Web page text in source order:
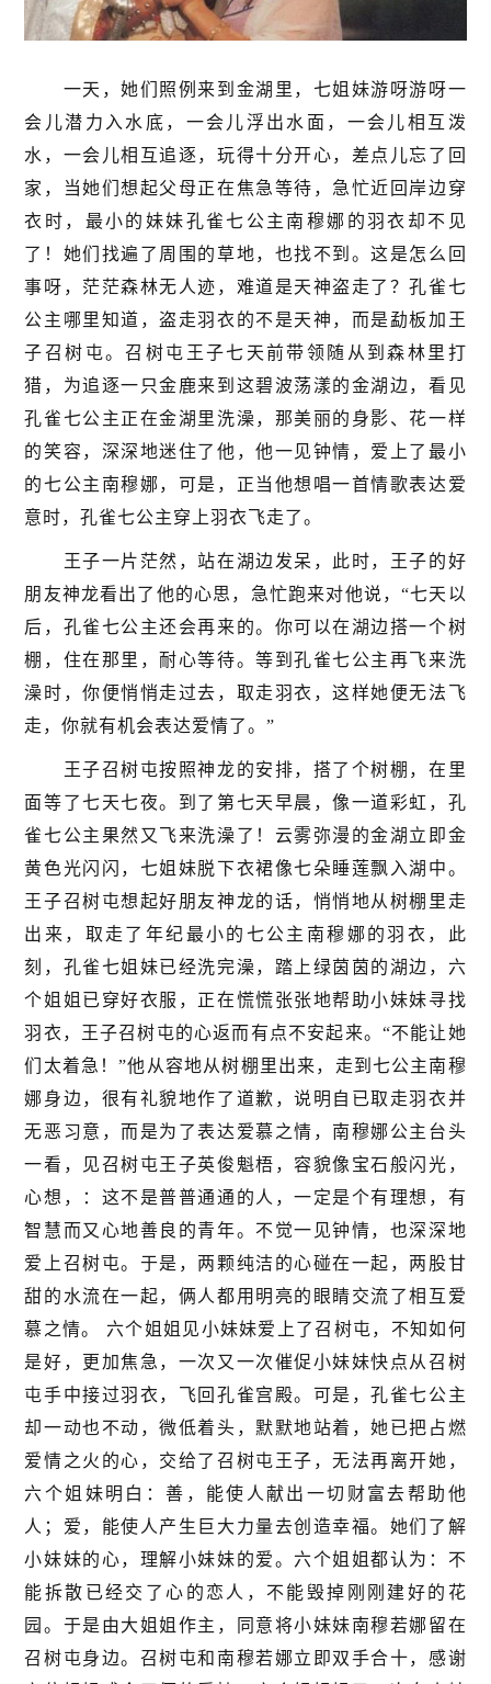
一天，她们照例来到金湖里，七姐妹游呀游呀一
会儿潜力入水底，一会儿浮出水面，一会儿相互泼
水，一会儿相互追逐，玩得十分开心，差点儿忘了回
家，当她们想起父母正在焦急等待，急忙近回岸边穿
衣时，最小的妹妹孔雀七公主南穆娜的羽衣却不见
了！她们找遍了周围的草地，也找不到。这是怎么回
事呀，茫茫森林无人迹，难道是天神盗走了？孔雀七
公主哪里知道，盗走羽衣的不是天神，而是勐板加王
子召树屯。召树屯王子七天前带领随从到森林里打
猎，为追逐一只金鹿来到这碧波荡漾的金湖边，看见
孔雀七公主正在金湖里洗澡，那美丽的身影、花一样
的笑容，深深地迷住了他，他一见钟情，爱上了最小
的七公主南穆娜，可是，正当他想唱一首情歌表达爱
意时，孔雀七公主穿上羽衣飞走了。
王子一片茫然，站在湖边发呆，此时，王子的好
朋友神龙看出了他的心思，急忙跑来对他说，“七天以
后，孔雀七公主还会再来的。你可以在湖边搭一个树
棚，住在那里，耐心等待。等到孔雀七公主再飞来洗
澡时，你便悄悄走过去，取走羽衣，这样她便无法飞
走，你就有机会表达爱情了。”
王子召树屯按照神龙的安排，搭了个树棚，在里
面等了七天七夜。到了第七天早晨，像一道彩虹，孔
雀七公主果然又飞来洗澡了！云雾弥漫的金湖立即金
黄色光闪闪，七姐妹脱下衣裙像七朵睡莲飘入湖中。
王子召树屯想起好朋友神龙的话，悄悄地从树棚里走
出来，取走了年纪最小的七公主南穆娜的羽衣，此
刻，孔雀七姐妹已经洗完澡，踏上绿茵茵的湖边，六
个姐姐已穿好衣服，正在慌慌张张地帮助小妹妹寻找
羽衣，王子召树屯的心返而有点不安起来。“不能让她
们太着急！”他从容地从树棚里出来，走到七公主南穆
娜身边，很有礼貌地作了道歉，说明自已取走羽衣并
无恶习意，而是为了表达爱慕之情，南穆娜公主台头
一看，见召树屯王子英俊魁梧，容貌像宝石般闪光，
心想，：这不是普普通通的人，一定是个有理想，有
智慧而又心地善良的青年。不觉一见钟情，也深深地
爱上召树屯。于是，两颗纯洁的心碰在一起，两股甘
甜的水流在一起，俩人都用明亮的眼睛交流了相互爱
慕之情。 六个姐姐见小妹妹爱上了召树屯，不知如何
是好，更加焦急，一次又一次催促小妹妹快点从召树
屯手中接过羽衣，飞回孔雀宫殿。可是，孔雀七公主
却一动也不动，微低着头，默默地站着，她已把占燃
爱情之火的心，交给了召树屯王子，无法再离开她，
六个姐妹明白：善，能使人献出一切财富去帮助他
人；爱，能使人产生巨大力量去创造幸福。她们了解
小妹妹的心，理解小妹妹的爱。六个姐姐都认为：不
能拆散已经交了心的恋人，不能毁掉刚刚建好的花
园。于是由大姐姐作主，同意将小妹妹南穆若娜留在
召树屯身边。召树屯和南穆若娜立即双手合十，感谢